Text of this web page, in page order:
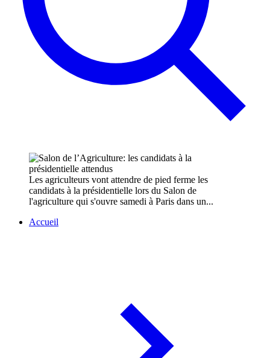
Les agriculteurs vont attendre de pied ferme les
candidats à la présidentielle lors du Salon de
l'agriculture qui s'ouvre samedi à Paris dans un...
Accueil